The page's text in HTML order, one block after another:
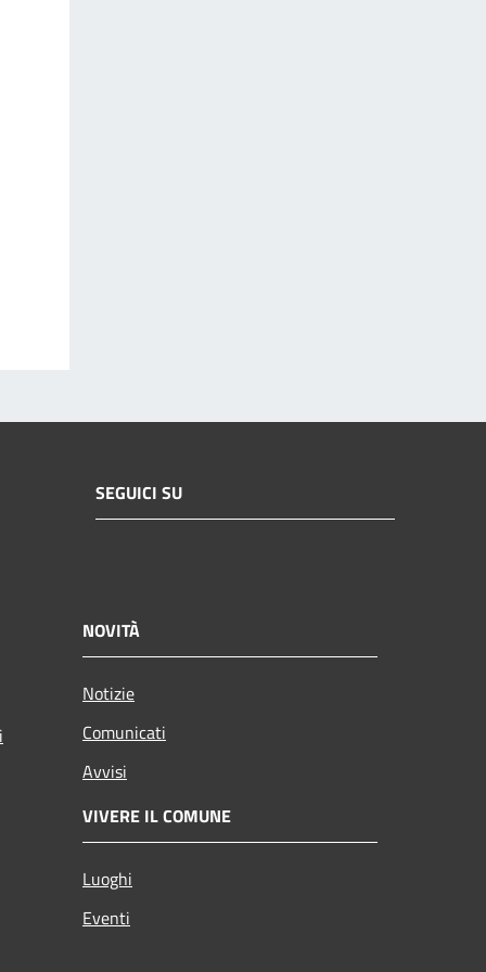
SEGUICI SU
NOVITÀ
Notizie
Comunicati
Avvisi
VIVERE IL COMUNE
Luoghi
Eventi